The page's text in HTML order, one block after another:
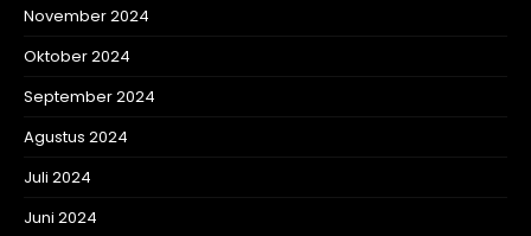
November 2024
Oktober 2024
September 2024
Agustus 2024
Juli 2024
Juni 2024